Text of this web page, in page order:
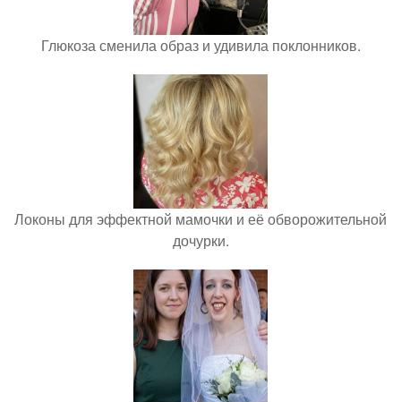
Глюкоза сменила образ и удивила поклонников.
Локоны для эффектной мамочки и её обворожительной
дочурки.